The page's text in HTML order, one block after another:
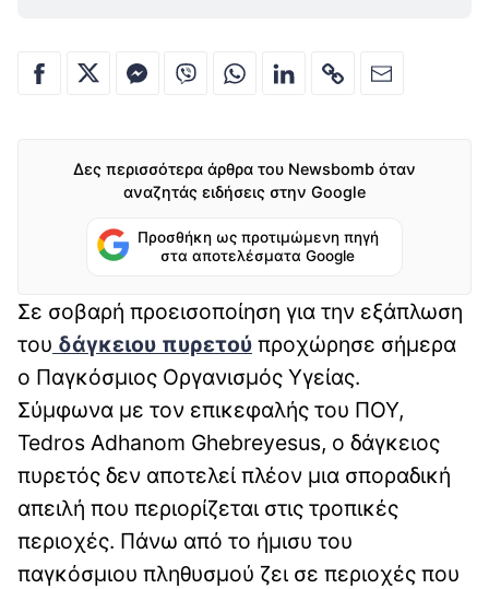
Δες περισσότερα άρθρα του Newsbomb όταν
αναζητάς ειδήσεις στην Google
Προσθήκη ως προτιμώμενη πηγή
στα αποτελέσματα Google
Σε σοβαρή προεισοποίηση για την εξάπλωση
του δάγκειου πυρετού προχώρησε σήμερα
ο Παγκόσμιος Οργανισμός Υγείας.
Σύμφωνα με τον επικεφαλής του ΠΟΥ,
Tedros Adhanom Ghebreyesus, ο δάγκειος
πυρετός δεν αποτελεί πλέον μια σποραδική
απειλή που περιορίζεται στις τροπικές
περιοχές. Πάνω από το ήμισυ του
παγκόσμιου πληθυσμού ζει σε περιοχές που